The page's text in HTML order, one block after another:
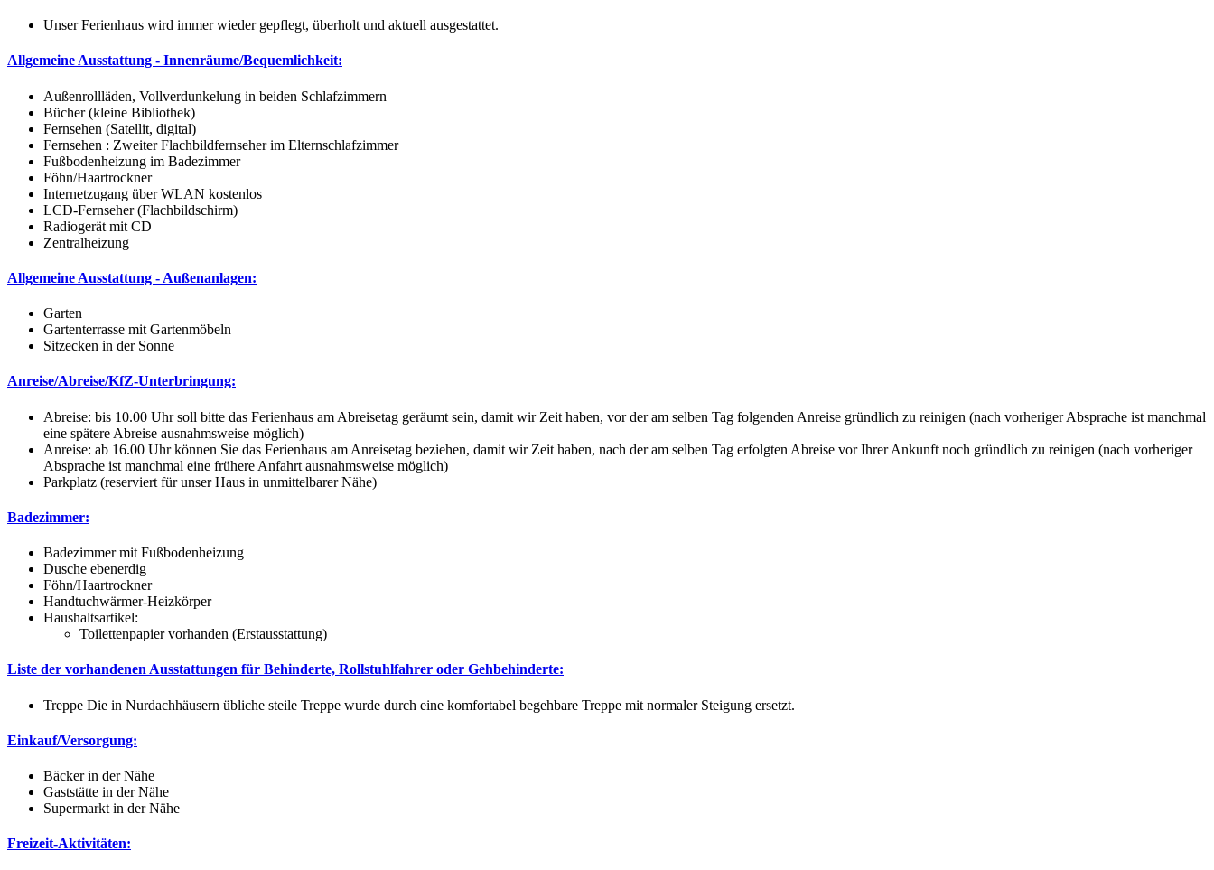
Unser Ferienhaus wird immer wieder gepflegt, überholt und aktuell ausgestattet.
Allgemeine Ausstattung - Innenräume/Bequemlichkeit:
Außenrollläden, Vollverdunkelung in beiden Schlafzimmern
Bücher (kleine Bibliothek)
Fernsehen (Satellit, digital)
Fernsehen : Zweiter Flachbildfernseher im Elternschlafzimmer
Fußbodenheizung im Badezimmer
Föhn/Haartrockner
Internetzugang über WLAN kostenlos
LCD-Fernseher (Flachbildschirm)
Radiogerät mit CD
Zentralheizung
Allgemeine Ausstattung - Außenanlagen:
Garten
Gartenterrasse mit Gartenmöbeln
Sitzecken in der Sonne
Anreise/Abreise/KfZ-Unterbringung:
Abreise: bis 10.00 Uhr soll bitte das Ferienhaus am Abreisetag geräumt sein, damit wir Zeit haben, vor der am selben Tag folgenden Anreise gründlich zu reinigen (nach vorheriger Absprache ist manchmal
eine spätere Abreise ausnahmsweise möglich)
Anreise: ab 16.00 Uhr können Sie das Ferienhaus am Anreisetag beziehen, damit wir Zeit haben, nach der am selben Tag erfolgten Abreise vor Ihrer Ankunft noch gründlich zu reinigen (nach vorheriger
Absprache ist manchmal eine frühere Anfahrt ausnahmsweise möglich)
Parkplatz (reserviert für unser Haus in unmittelbarer Nähe)
Badezimmer:
Badezimmer mit Fußbodenheizung
Dusche ebenerdig
Föhn/Haartrockner
Handtuchwärmer-Heizkörper
Haushaltsartikel:
Toilettenpapier vorhanden (Erstausstattung)
Liste der vorhandenen Ausstattungen für Behinderte, Rollstuhlfahrer oder Gehbehinderte:
Treppe Die in Nurdachhäusern übliche steile Treppe wurde durch eine komfortabel begehbare Treppe mit normaler Steigung ersetzt.
Einkauf/Versorgung:
Bäcker in der Nähe
Gaststätte in der Nähe
Supermarkt in der Nähe
Freizeit-Aktivitäten: